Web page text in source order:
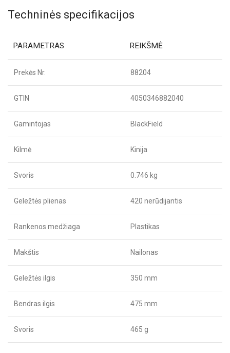
Techninės specifikacijos
PARAMETRAS REIKŠMĖ
Prekės Nr. 88204
GTIN 4050346882040
Gamintojas BlackField
Kilmė Kinija
Svoris 0.746 kg
Geležtės plienas 420 nerūdijantis
Rankenos medžiaga Plastikas
Makštis Nailonas
Geležtės ilgis 350 mm
Bendras ilgis 475 mm
Svoris 465 g